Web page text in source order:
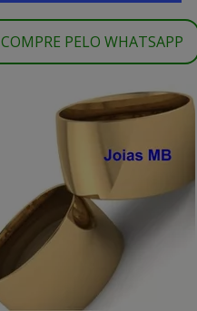
COMPRE PELO WHATSAPP